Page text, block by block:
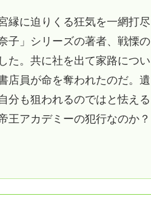
縁に迫りくる狂気を一網打尽
子」シリーズの著者、戦慄の
。共に社を出て家路につい
店員が命を奪われたのだ。遺
分も狙われるのではと怯える
王アカデミーの犯行なのか？